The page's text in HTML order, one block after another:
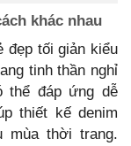
khác nhau
đẹp tối giản kiểu
tinh thần nghỉ
thể đáp ứng dễ
thiết kế denim
mùa thời trang.